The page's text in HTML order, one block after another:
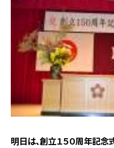
明日は、創立１５０周年記